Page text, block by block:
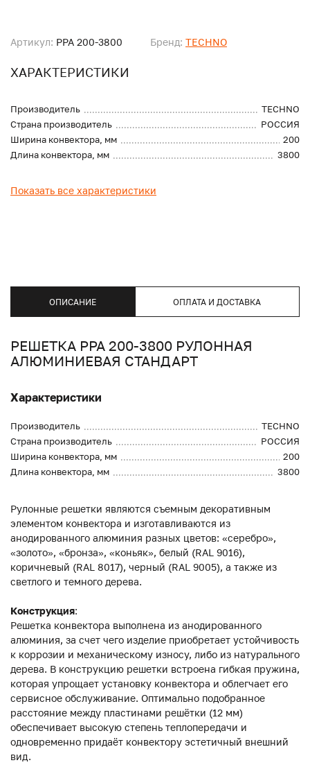
Артикул: PPA 200-3800 Бренд: TECHNO
ХАРАКТЕРИСТИКИ
Производитель
TECHNO
Страна производитель
РОССИЯ
Ширина конвектора, мм
200
Длина конвектора, мм
3800
Показать все характеристики
ОПИСАНИЕ ОПЛАТА И ДОСТАВКА
РЕШЕТКА PPA 200-3800 РУЛОННАЯ
АЛЮМИНИЕВАЯ СТАНДАРТ
Характеристики
Производитель
TECHNO
Страна производитель
РОССИЯ
Ширина конвектора, мм
200
Длина конвектора, мм
3800
Рулонные решетки являются съемным декоративным
элементом конвектора и изготавливаются из
анодированного алюминия разных цветов: «серебро»,
«золото», «бронза», «коньяк», белый (RAL 9016),
коричневый (RAL 8017), черный (RAL 9005), а также из
светлого и темного дерева.
Конструкция:
Решетка конвектора выполнена из анодированного
алюминия, за счет чего изделие приобретает устойчивость
к коррозии и механическому износу, либо из натурального
дерева. В конструкцию решетки встроена гибкая пружина,
которая упрощает установку конвектора и облегчает его
сервисное обслуживание. Оптимально подобранное
расстояние между пластинами решётки (12 мм)
обеспечивает высокую степень теплопередачи и
одновременно придаёт конвектору эстетичный внешний
вид.